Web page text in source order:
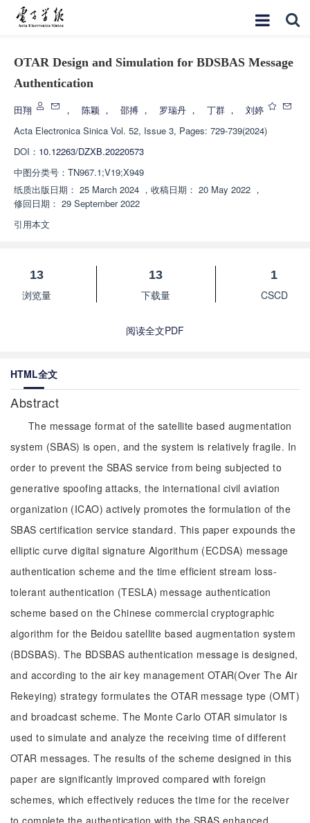
OTAR Design and Simulation for BDSBAS Message
Authentication
田翔 ， 陈颖 ， 邵搏 ， 罗瑞丹 ， 丁群 ，
刘婷
Acta Electronica Sinica Vol. 52, Issue 3, Pages: 729-739(2024)
DOI： 10.12263/DZXB.20220573
中图分类号： TN967.1;V19;X949
纸质出版日期： 25 March 2024 ， 收稿日期： 20 May 2022 ，
修回日期： 29 September 2022
引用本文
13
浏览量
13
下载量
1
CSCD
阅读全文PDF
HTML全文
Abstract
The message format of the satellite based augmentation
system (SBAS) is open, and the system is relatively fragile. In
order to prevent the SBAS service from being subjected to
generative spoofing attacks, the international civil aviation
organization (ICAO) actively promotes the formulation of the
SBAS certification service standard. This paper expounds the
elliptic curve digital signature Algorithum (ECDSA) message
authentication scheme and the time efficient stream loss-
tolerant authentication (TESLA) message authentication
scheme based on the Chinese commercial cryptographic
algorithm for the Beidou satellite based augmentation system
(BDSBAS). The BDSBAS authentication message is designed,
and according to the air key management OTAR(Over The Air
Rekeying) strategy formulates the OTAR message type (OMT)
and broadcast scheme. The Monte Carlo OTAR simulator is
used to simulate and analyze the receiving time of different
OTAR messages. The results of the scheme designed in this
paper are significantly improved compared with foreign
schemes, which effectively reduces the time for the receiver
to complete the authentication with the SBAS enhanced